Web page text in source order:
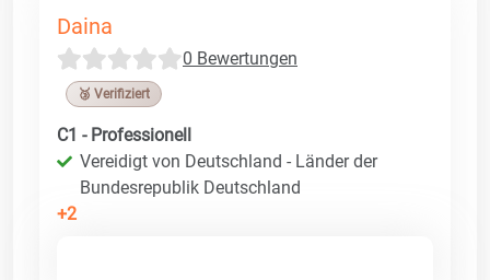
Daina
0 Bewertungen
🥉 Verifiziert
C1 - Professionell
Vereidigt von Deutschland - Länder der
Bundesrepublik Deutschland
+2